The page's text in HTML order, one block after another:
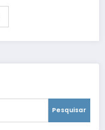
Pesquisar